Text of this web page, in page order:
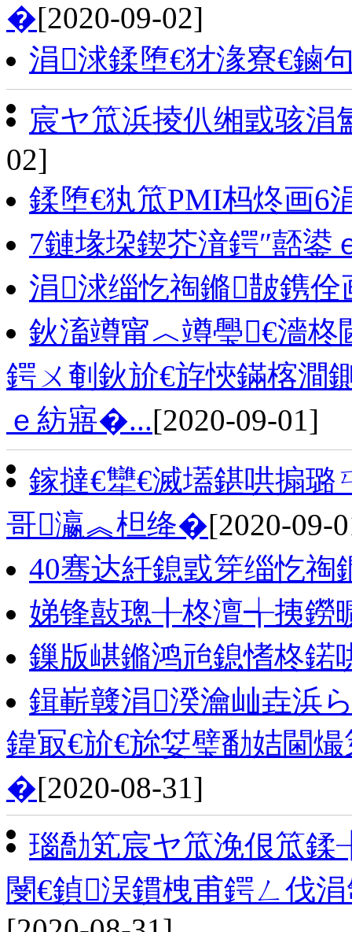
�[2020-09-02]
涓浗鍒堕€犲湪寮€鏀
宸ヤ笟浜掕仈缃戜骇
02]
鍒堕€犱笟PMI杩炵画6
7鏈堟垜鍥芥湇鍔″嚭
涓浗缁忔祹鏅皵鎸
鈥滀竴甯︿竴璺€濇
鍔ㄨ剦鈥斺€斿悏鏋楁澗
ｅ紡寤�...[2020-09-01]
鎵撻€犫€滅壒鍖哄搧
哥瀛︽柦绛�[2020-09-
40骞达紝鎴戜笌缁忔
娣锋敼璁╂柊澶╅挗鐒
鏁版嵁鏅鸿兘鎴愭柊鍩
鍓嶄竷涓湀瀹屾垚浜
鍏冣€斺€旀姇璧勫姞閫
�[2020-08-31]
瑙勪笂宸ヤ笟浼佷笟
閿€鍞洖鏆栧甫鍔ㄥ伐